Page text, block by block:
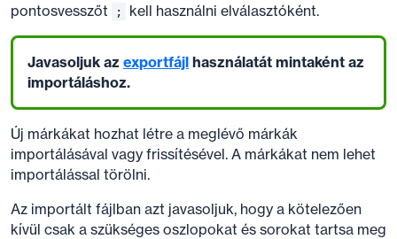
pontosvesszőt
; kell használni elválasztóként.
Javasoljuk az exportfájl használatát mintaként az
importáláshoz.
Új márkákat hozhat létre a meglévő márkák
importálásával vagy frissítésével. A márkákat nem lehet
importálással törölni.
Az importált fájlban azt javasoljuk, hogy a kötelezően
kívül csak a szükséges oszlopokat és sorokat tartsa meg